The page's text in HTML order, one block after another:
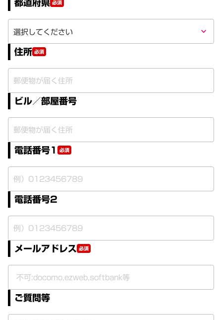
必須
keyboard_arrow_down
住所 必須
ビル／部屋番号
電話番号1 必須
電話番号2
メールアドレス 必須
ご質問等